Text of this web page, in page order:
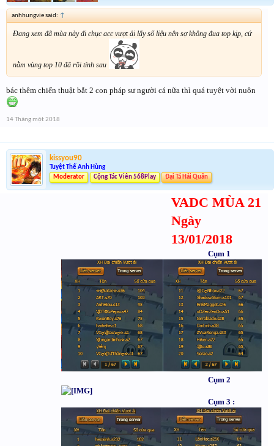
anhhungvie said: ↑
Đang xem đã mùa này đi chục acc vượt ải lấy số liệu nên sợ không đua top kịp, cứ
nằm vùng top 10 đã rồi tính sau
bác thêm chiến thuật bắt 2 con pháp sư người cá nữa thì quá tuyệt vời nuôn
14 Tháng một 2018
kissyou90
Tuyệt Thế Anh Hùng
Moderator
Cộng Tác Viên 568Play Đại Tá Hải Quân
VADC MÙA 21
Ngày
13/01/2018
Cụm 1
Cụm 2
Cụm 3 :